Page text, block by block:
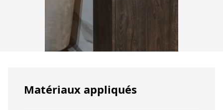
Matériaux appliqués